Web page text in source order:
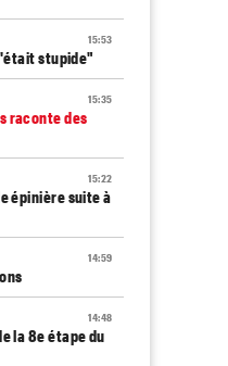
15:53
stupide"
15:35
raconte des
15:22
épinière suite à
14:59
14:48
la 8e étape du